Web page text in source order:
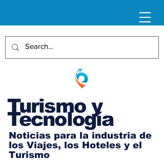
Turismo y
Tecnología
Noticias para la industria de
los Viajes, los Hoteles y el
Turismo